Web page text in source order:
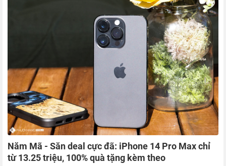
Năm Mã - Săn deal cực đã: iPhone 14 Pro Max chỉ
từ 13.25 triệu, 100% quà tặng kèm theo